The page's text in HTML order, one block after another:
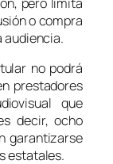
o compra
audiencia.
no podrá
prestadores
que
decir, ocho
garantizarse
estatales.